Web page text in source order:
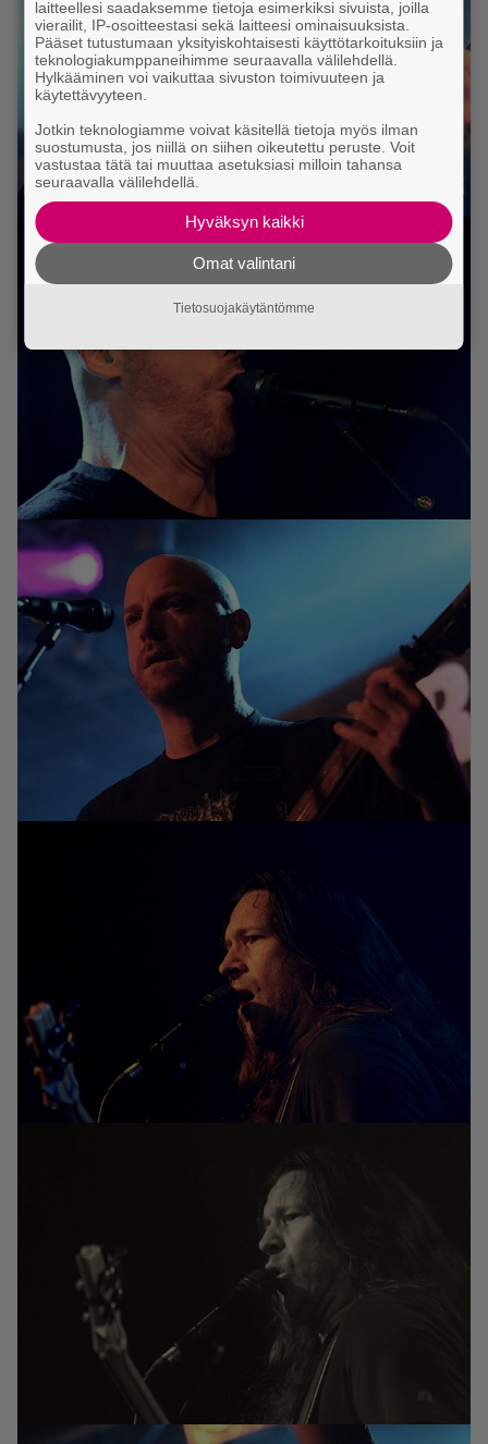
laitteellesi saadaksemme tietoja esimerkiksi sivuista, joilla
vierailit, IP-osoitteestasi sekä laitteesi ominaisuuksista.
Pääset tutustumaan yksityiskohtaisesti käyttötarkoituksiin ja
teknologiakumppaneihimme seuraavalla välilehdellä.
Hylkääminen voi vaikuttaa sivuston toimivuuteen ja
käytettävyyteen.
Jotkin teknologiamme voivat käsitellä tietoja myös ilman
suostumusta, jos niillä on siihen oikeutettu peruste. Voit
vastustaa tätä tai muuttaa asetuksiasi milloin tahansa
seuraavalla välilehdellä.
Hyväksyn kaikki
Omat valintani
Tietosuojakäytäntömme